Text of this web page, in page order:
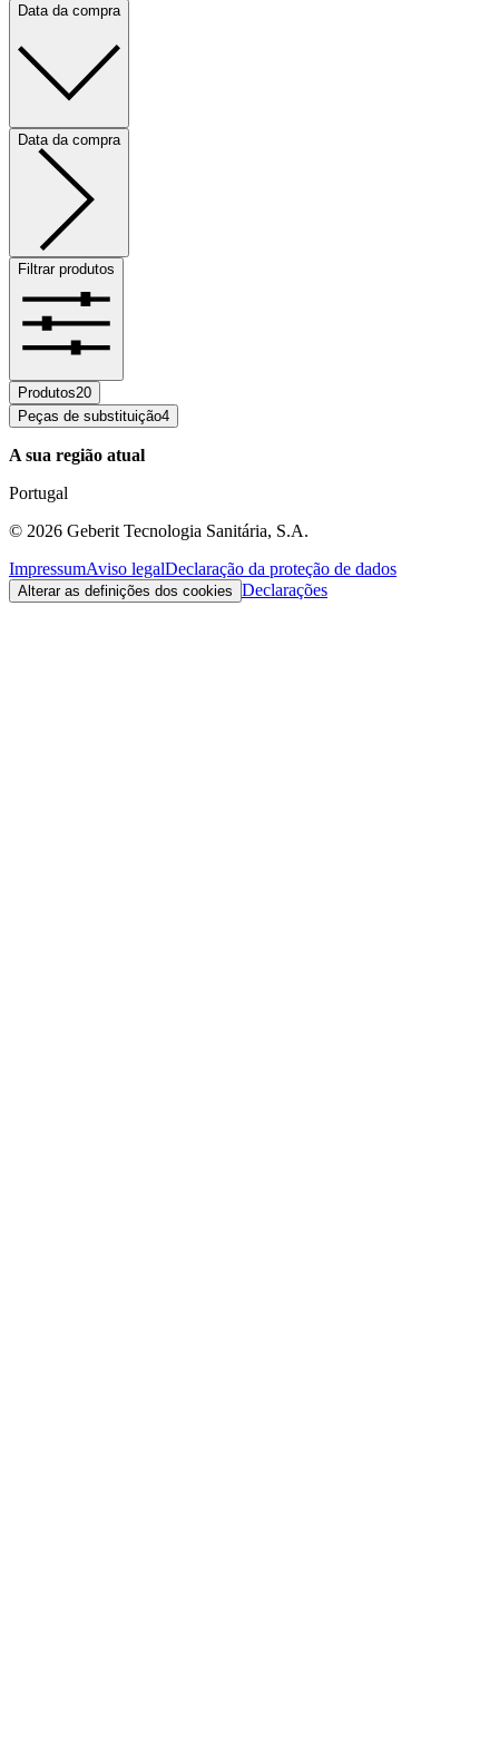
Data da compra
Data da compra
Filtrar produtos
Produtos20
Peças de substituição4
A sua região atual
Portugal
© 2026 Geberit Tecnologia Sanitária, S.A.
ImpressumAviso legalDeclaração da proteção de dados
Alterar as definições dos cookies Declarações